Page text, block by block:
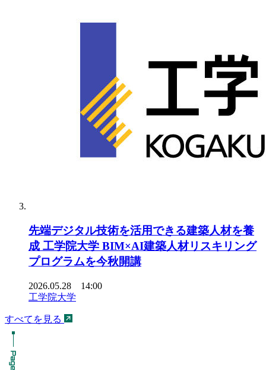
先端デジタル技術を活用できる建築人材を養
成 工学院大学 BIM×AI建築人材リスキリング
プログラムを今秋開講
2026.05.28 14:00
工学院大学
すべてを見る